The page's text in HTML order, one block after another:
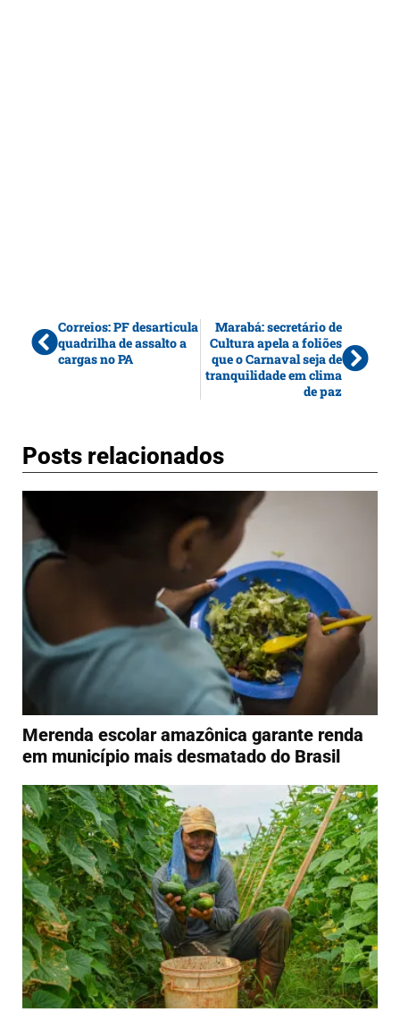
Correios: PF desarticula
quadrilha de assalto a
cargas no PA
Marabá: secretário de
Cultura apela a foliões
que o Carnaval seja de
tranquilidade em clima
de paz
Posts relacionados
Merenda escolar amazônica garante renda
em município mais desmatado do Brasil